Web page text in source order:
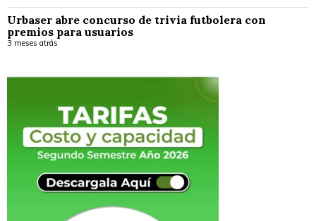
Urbaser abre concurso de trivia futbolera con
premios para usuarios
3 meses atrás